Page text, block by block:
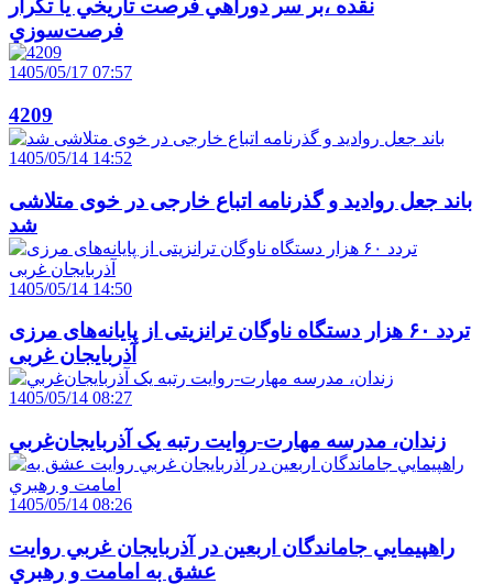
نقده ،بر سر دوراهي فرصت تاريخي يا تکرار
فرصت‌سوزي
1405/05/17 07:57
4209
1405/05/14 14:52
باند جعل روادید و گذرنامه اتباع خارجی در خوی متلاشی
شد
1405/05/14 14:50
تردد ۶۰ هزار دستگاه ناوگان ترانزیتی از پایانه‌های مرزی
آذربایجان ‌غربی
1405/05/14 08:27
زندان، مدرسه مهارت-روايت رتبه يک آذربايجان‌غربي
1405/05/14 08:26
راهپيمايي جاماندگان اربعين در آذربايجان غربي روايت
عشق به امامت و رهبري